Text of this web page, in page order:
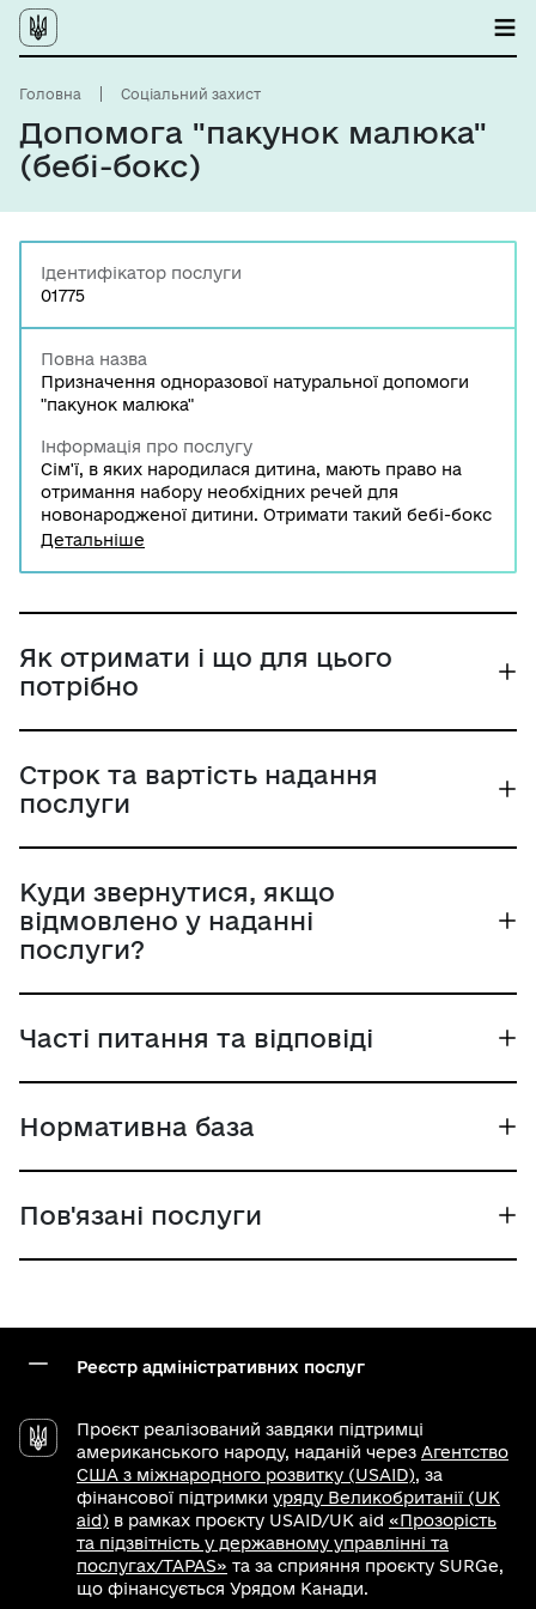
Головна Соціальний захист
Допомога "пакунок малюка"
(бебі-бокс)
Ідентифікатор послуги
01775
Повна назва
Призначення одноразової натуральної допомоги
"пакунок малюка"
Інформація про послугу
Сім'ї, в яких народилася дитина, мають право на
отримання набору необхідних речей для
новонародженої дитини. Отримати такий бебі-бокс
батьки новонародженої дитини мають, як правило,
натуральна допомога не була отримана з
незалежних від батьків причин, вони можуть
звернутися за грошовою компенсацією вартості
Детальніше
Як отримати і що для цього
потрібно
Строк та вартість надання
послуги
Куди звернутися, якщо
відмовлено у наданні
послуги?
Часті питання та відповіді
Нормативна база
Пов'язані послуги
Реєстр адміністративних послуг
Проєкт реалізований завдяки підтримці
американського народу, наданій через Агентство
США з міжнародного розвитку (USAID), за
фінансової підтримки уряду Великобританії (UK
aid) в рамках проєкту USAID/UK aid «Прозорість
та підзвітність у державному управлінні та
послугах/TAPAS» та за сприяння проєкту SURGe,
що фінансується Урядом Канади.